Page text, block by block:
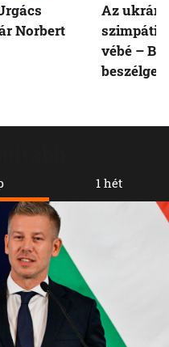
1 hét
Norbert
Az
vébé –